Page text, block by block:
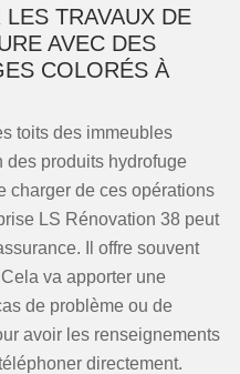
TRAVAUX DE
AVEC DES
COLORÉS À
toits des immeubles
des produits hydrofuge
charger de ces opérations
LS Rénovation 38 peut
Il offre souvent
va apporter une
de problème ou de
avoir les renseignements
directement.